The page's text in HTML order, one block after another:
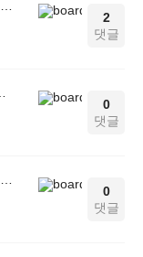
2
댓글
0
댓글
0
댓글